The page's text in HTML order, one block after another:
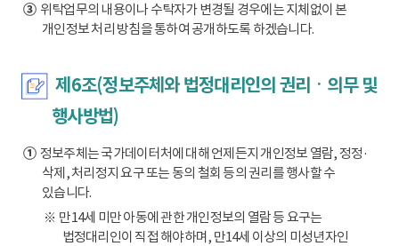
③위탁업무의 내용이나 수탁자가 변경될 경우에는 지체없이 본
개인정보 처리 방침을 통하여 공개하도록 하겠습니다.
제6조(정보주체와 법정대리인의 권리ㆍ의무 및
행사방법)
①정보주체는 국가데이터처에 대해 언제든지 개인정보 열람, 정정·
삭제, 처리정지 요구 또는 동의 철회 등의 권리를 행사할 수
있습니다.
※ 만14세 미만 아동에 관한 개인정보의 열람 등 요구는
법정대리인이 직접 해야하며, 만14세 이상의 미성년자인